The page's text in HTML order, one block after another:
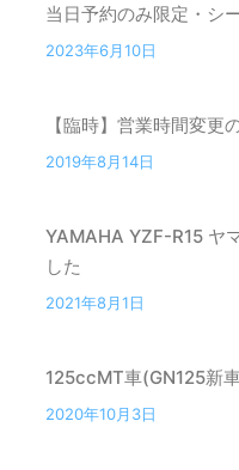
当日予約のみ限定・シ
2023年6月10日
【臨時】営業時間変更
2019年8月14日
YAMAHA YZF-R15 ヤ
した
2021年8月1日
125ccMT車(GN125新
2020年10月3日